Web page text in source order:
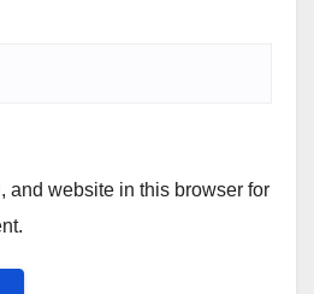
and website in this browser for